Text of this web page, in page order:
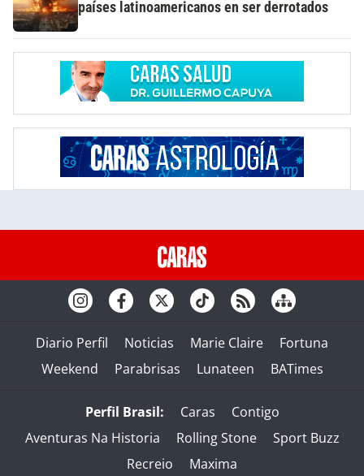
países latinoamericanos en ser derrotados
Diario Perfil Noticias Marie Claire
Fortuna
Weekend
Parabrisas Lunateen BATimes
Perfil Brasil: Caras
Contigo
Aventuras Na Historia
Rolling Stone
Sport Buzz
Recreio
Maxima